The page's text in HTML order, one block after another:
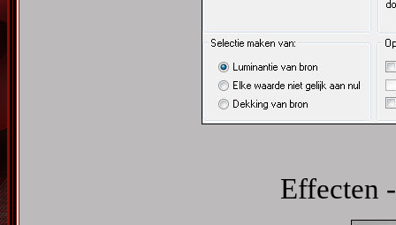
Effecten